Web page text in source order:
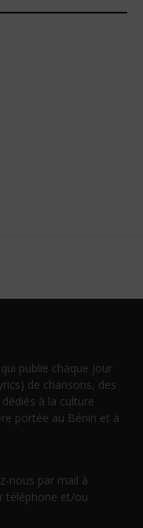
publie chaque jour
de chansons, des
à la culture
portée au Bénin et à
nous par mail à
téléphone et/ou